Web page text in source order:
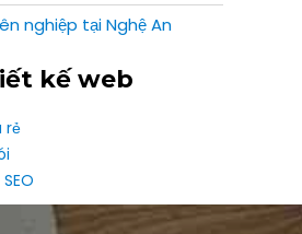
nghiệp tại Nghệ An
kế web
rẻ